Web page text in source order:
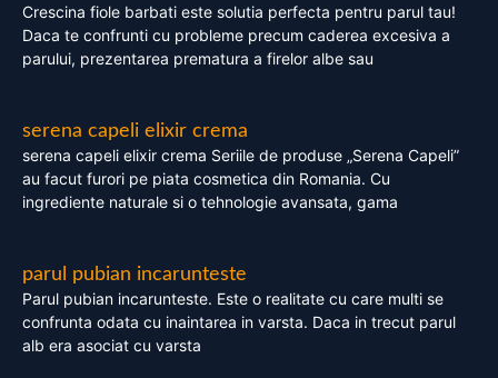
Crescina fiole barbati este solutia perfecta pentru parul tau!
Daca te confrunti cu probleme precum caderea excesiva a
parului, prezentarea prematura a firelor albe sau
serena capeli elixir crema
serena capeli elixir crema Seriile de produse „Serena Capeli”
au facut furori pe piata cosmetica din Romania. Cu
ingrediente naturale si o tehnologie avansata, gama
parul pubian incarunteste
Parul pubian incarunteste. Este o realitate cu care multi se
confrunta odata cu inaintarea in varsta. Daca in trecut parul
alb era asociat cu varsta